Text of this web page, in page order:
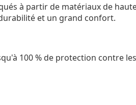
à partir de matériaux de
et un grand confort.
100 % de protection contre